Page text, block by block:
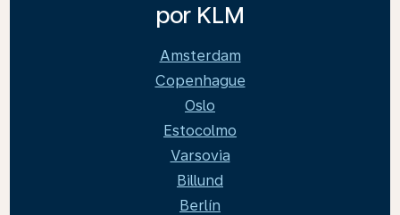
por KLM
Amsterdam
Copenhague
Oslo
Estocolmo
Varsovia
Billund
Berlín